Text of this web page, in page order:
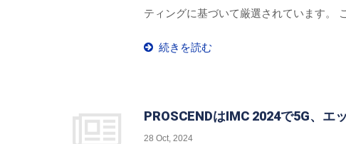
ティングに基づいて厳選されています。
続きを読む
PROSCENDはIMC 2024で5G、エ
28 Oct, 2024